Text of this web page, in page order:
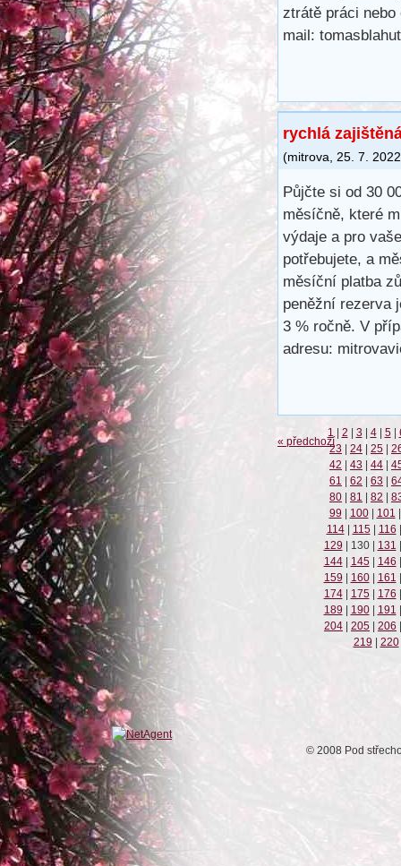
ztrátě práci
mail:
rychlá
(mitrova 25. 7. 2022
Půjčte si od 30
měsíčně, které
výdaje a pro
potřebujete, a
měsíční platba
peněžní rezerva
3 % ročně. V
adresu:
« předchozí
1 | 2 | 3 | 4 | 5 |
23 | 24 | 25 |
42 | 43 | 44 |
61 | 62 | 63 |
80 | 81 | 82 |
99 | 100 | 101 |
114 | 115 | 116 |
129 | 130 | 131 |
144 | 145 | 146 |
159 | 160 | 161 |
174 | 175 | 176 |
189 | 190 | 191 |
204 | 205 | 206 |
219 | 220
© 2008 Pod